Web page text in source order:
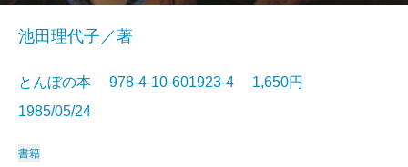
池田理代子／著
とんぼの本 978-4-10-601923-4 1,650円
1985/05/24
書籍